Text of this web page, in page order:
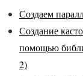
Создаем
Создание
помощью
2)